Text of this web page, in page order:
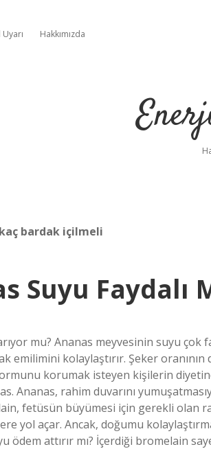
Hakkımızda
bardak içilmeli
Suyu Faydalı
mu? Ananas meyvesinin suyu çok
emilimini kolaylaştırır. Şeker
korumak isteyen kişilerin
Ananas, rahim duvarını
fetüsün büyümesi için gerekli olan
yol açar. Ancak, doğumu
attırır mı? İçerdiği bromelain